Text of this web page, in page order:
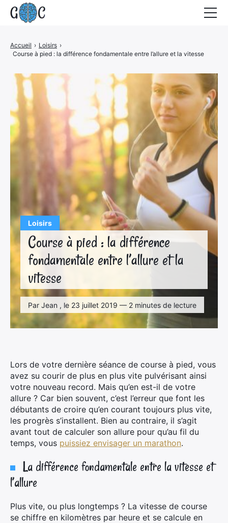
Loisirs
Course à pied : la différence
fondamentale entre l’allure et la
vitesse
Par Jean , le 23 juillet 2019 — 2 minutes de lecture
Accueil › Loisirs ›
Course à pied : la différence fondamentale entre l’allure et la vitesse
Lors de votre dernière séance de course à pied, vous
avez su courir de plus en plus vite pulvérisant ainsi
votre nouveau record. Mais qu’en est-il de votre
allure ? Car bien souvent, c’est l’erreur que font les
débutants de croire qu’en courant toujours plus vite,
les progrès s’installent. Bien au contraire, il s’agit
avant tout de calculer son allure pour qu’au fil du
temps, vous puissiez envisager un marathon.
La différence fondamentale entre la vitesse et
l’allure
Plus vite, ou plus longtemps ? La vitesse de course
se chiffre en kilomètres par heure et se calcule en
Actualités
Contact